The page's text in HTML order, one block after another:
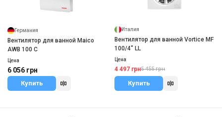
Германия
Вентилятор для ванной Maico
AWB 100 С
Цена
6 056 грн
Купить
Италия
Вентилятор для ванной Vortice MF
100/4" LL
Цена
4 497 грн5 455 грн
Купить